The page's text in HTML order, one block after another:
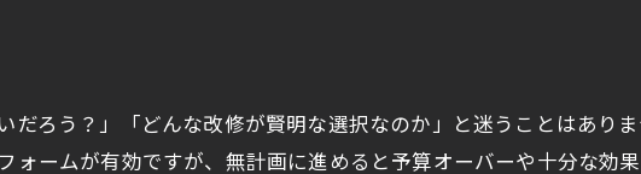
だろう？」「どんな改修が賢明な選択なのか」と迷うことはあり
ォームが有効ですが、無計画に進めると予算オーバーや十分な効